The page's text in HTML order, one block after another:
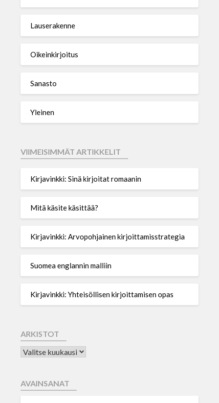
Lauserakenne
Oikeinkirjoitus
Sanasto
Yleinen
VIIMEISIMMÄT ARTIKKELIT
Kirjavinkki: Sinä kirjoitat romaanin
Mitä käsite käsittää?
Kirjavinkki: Arvopohjainen kirjoittamisstrategia
Suomea englannin malliin
Kirjavinkki: Yhteisöllisen kirjoittamisen opas
ARKISTOT
AVAINSANAT